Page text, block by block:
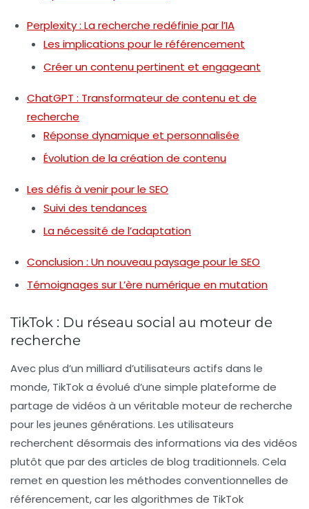
Perplexity : La recherche redéfinie par l’IA
Les implications pour le référencement
Créer un contenu pertinent et engageant
ChatGPT : Transformateur de contenu et de
recherche
Réponse dynamique et personnalisée
Évolution de la création de contenu
Les défis à venir pour le SEO
Suivi des tendances
La nécessité de l’adaptation
Conclusion : Un nouveau paysage pour le SEO
Témoignages sur L’ère numérique en mutation
TikTok : Du réseau social au moteur de
recherche
Avec plus d’un milliard d’utilisateurs actifs dans le
monde, TikTok a évolué d’une simple plateforme de
partage de vidéos à un véritable moteur de recherche
pour les jeunes générations. Les utilisateurs
recherchent désormais des informations via des vidéos
plutôt que par des articles de blog traditionnels. Cela
remet en question les méthodes conventionnelles de
référencement, car les algorithmes de TikTok